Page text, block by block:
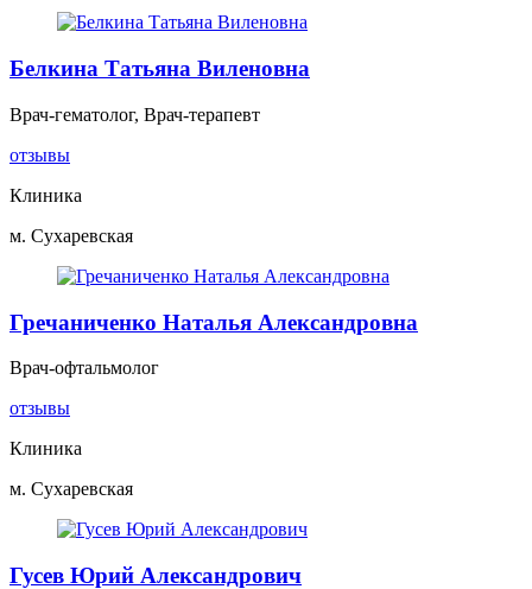
Белкина Татьяна Виленовна
Врач-гематолог, Врач-терапевт
отзывы
Клиника
м. Сухаревская
Гречаниченко Наталья Александровна
Врач-офтальмолог
отзывы
Клиника
м. Сухаревская
Гусев Юрий Александрович